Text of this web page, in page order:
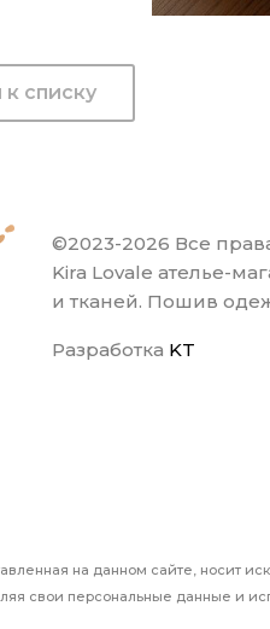
к списку
©2023-2026 Все
Kira Lovale ателье-
и тканей. Пошив
Разработка KT
на данном сайте, носит
свои персональные данные и